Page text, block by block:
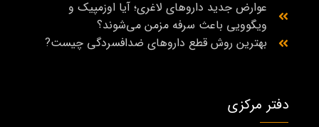
عوارض جدید داروهای لاغری؛ آیا اوزمپیک و
ویگوویی باعث سرفه مزمن می‌شوند؟
بهترین روش قطع داروهای ضدافسردگی چیست?
دفتر مرکزی